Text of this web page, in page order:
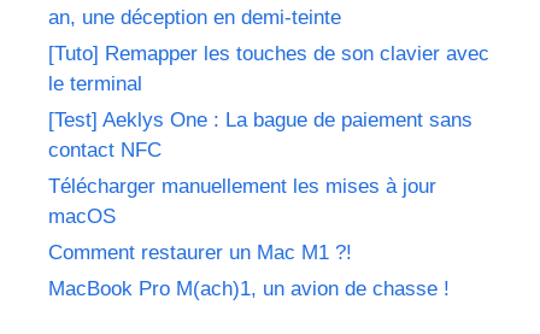
an, une déception en demi-teinte
[Tuto] Remapper les touches de son clavier avec
le terminal
[Test] Aeklys One : La bague de paiement sans
contact NFC
Télécharger manuellement les mises à jour
macOS
Comment restaurer un Mac M1 ?!
MacBook Pro M(ach)1, un avion de chasse !